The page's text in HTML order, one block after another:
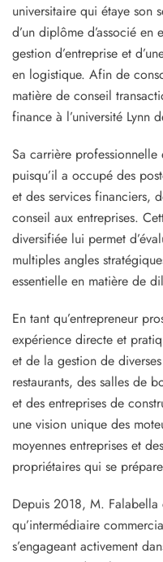
universitaire qui étaye son
d’un diplôme d’associé en
gestion d’entreprise et
en logistique. Afin de
matière de conseil
finance à l’université Lynn
Sa carrière
puisqu’il a occupé des
et des services financiers,
conseil aux entreprises.
diversifiée lui permet
multiples angles
essentielle en matière de
En tant qu’entrepreneur
expérience directe et
et de la gestion de
restaurants, des salles de
et des entreprises de
une vision unique des
moyennes entreprises et
propriétaires qui se
Depuis 2018, M. Falabella
qu’intermédiaire
s’engageant activement